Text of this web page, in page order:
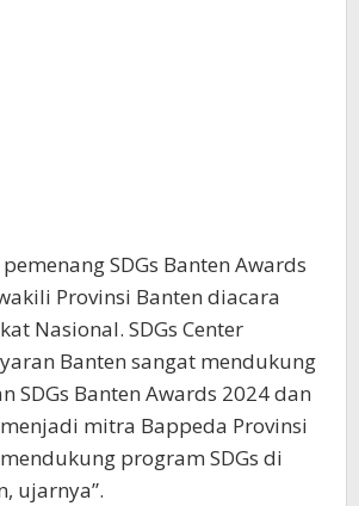
SDGs Banten Awards
Provinsi Banten diacara
Nasional. SDGs Center
Banten sangat mendukung
SDGs Banten Awards 2024 dan
mitra Bappeda Provinsi
program SDGs di
ujarnya”.